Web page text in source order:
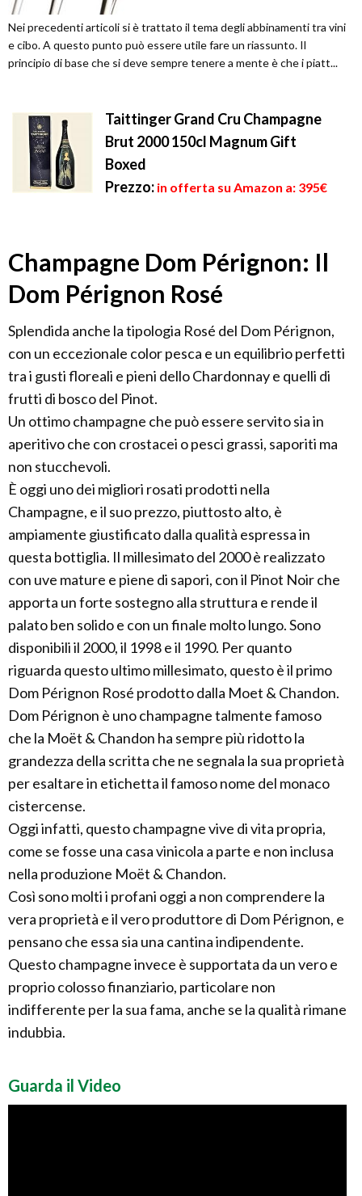
Nei precedenti articoli si è trattato il tema degli abbinamenti tra vini
e cibo. A questo punto può essere utile fare un riassunto. Il
principio di base che si deve sempre tenere a mente è che i piatt...
Taittinger Grand Cru Champagne
Brut 2000 150cl Magnum Gift
Boxed
Prezzo: in offerta su Amazon a: 395€
Champagne Dom Pérignon: Il
Dom Pérignon Rosé
Splendida anche la tipologia Rosé del Dom Pérignon,
con un eccezionale color pesca e un equilibrio perfetti
tra i gusti floreali e pieni dello Chardonnay e quelli di
frutti di bosco del Pinot.
Un ottimo champagne che può essere servito sia in
aperitivo che con crostacei o pesci grassi, saporiti ma
non stucchevoli.
È oggi uno dei migliori rosati prodotti nella
Champagne, e il suo prezzo, piuttosto alto, è
ampiamente giustificato dalla qualità espressa in
questa bottiglia. Il millesimato del 2000 è realizzato
con uve mature e piene di sapori, con il Pinot Noir che
apporta un forte sostegno alla struttura e rende il
palato ben solido e con un finale molto lungo. Sono
disponibili il 2000, il 1998 e il 1990. Per quanto
riguarda questo ultimo millesimato, questo è il primo
Dom Pérignon Rosé prodotto dalla Moet & Chandon.
Dom Pérignon è uno champagne talmente famoso
che la Moët & Chandon ha sempre più ridotto la
grandezza della scritta che ne segnala la sua proprietà
per esaltare in etichetta il famoso nome del monaco
cistercense.
Oggi infatti, questo champagne vive di vita propria,
come se fosse una casa vinicola a parte e non inclusa
nella produzione Moët & Chandon.
Così sono molti i profani oggi a non comprendere la
vera proprietà e il vero produttore di Dom Pérignon, e
pensano che essa sia una cantina indipendente.
Questo champagne invece è supportata da un vero e
proprio colosso finanziario, particolare non
indifferente per la sua fama, anche se la qualità rimane
indubbia.
Guarda il Video